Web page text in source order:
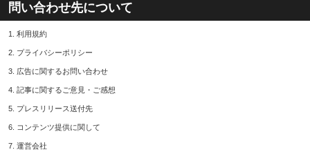
問い合わせ先について
1. 利用規約
2. プライバシーポリシー
3. 広告に関するお問い合わせ
4. 記事に関するご意見・ご感想
5. プレスリリース送付先
6. コンテンツ提供に関して
7. 運営会社